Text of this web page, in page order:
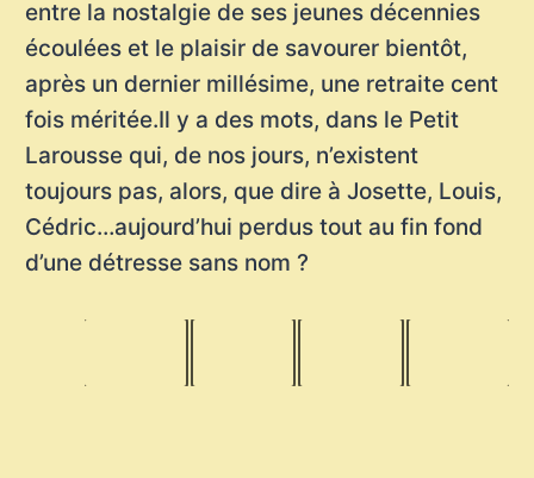
entre la nostalgie de ses jeunes décennies
écoulées et le plaisir de savourer bientôt,
après un dernier millésime, une retraite cent
fois méritée.Il y a des mots, dans le Petit
Larousse qui, de nos jours, n’existent
toujours pas, alors, que dire à Josette, Louis,
Cédric…aujourd’hui perdus tout au fin fond
d’une détresse sans nom ?